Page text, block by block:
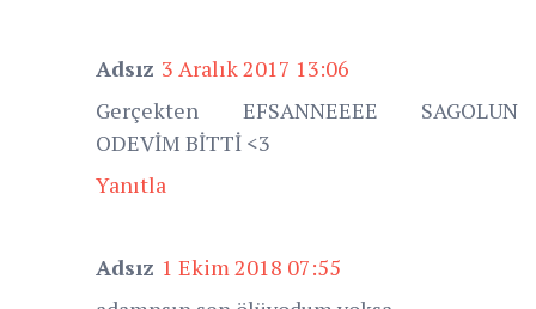
Adsız 3 Aralık 2017 13:06
Gerçekten EFSANNEEEE SAGOLUN
ODEVİM BİTTİ <3
Yanıtla
Adsız 1 Ekim 2018 07:55